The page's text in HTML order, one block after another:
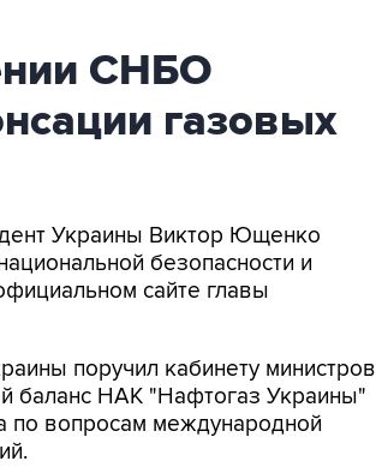
СНБО
газовых
Украины Виктор Ющенко
безопасности и
сайте главы
поручил кабинету министров
баланс НАК "Нафтогаз Украины"
по вопросам международной